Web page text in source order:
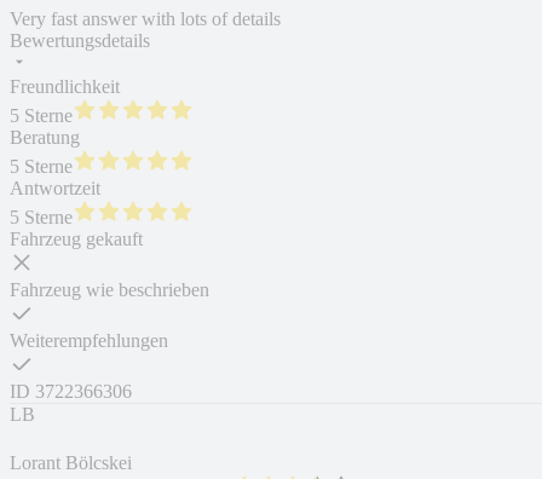
Very fast answer with lots of details
Bewertungsdetails
Freundlichkeit
5 Sterne
Beratung
5 Sterne
Antwortzeit
5 Sterne
Fahrzeug gekauft
Fahrzeug wie beschrieben
Weiterempfehlungen
ID 3722366306
LB
Lorant Bölcskei